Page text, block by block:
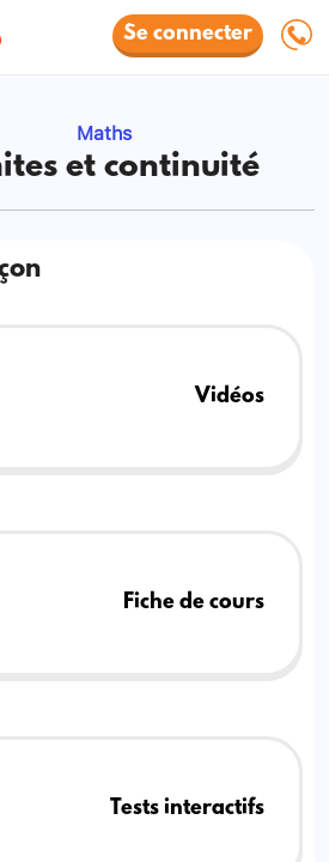
Se connecter
Maths
et continuité
Vidéos
Fiche de cours
Tests interactifs